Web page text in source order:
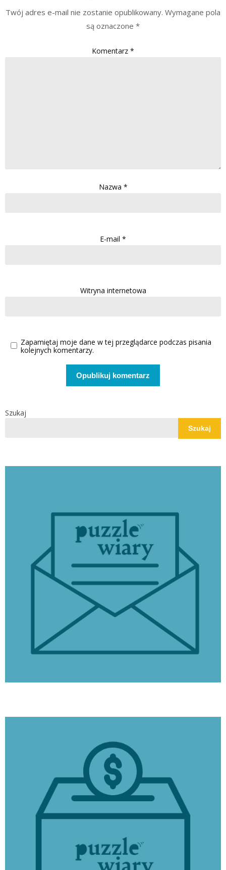
Twój adres e-mail nie zostanie opublikowany. Wymagane pola
są oznaczone *
Komentarz *
Nazwa *
E-mail *
Witryna internetowa
Zapamiętaj moje dane w tej przeglądarce podczas pisania
kolejnych komentarzy.
Szukaj
Szukaj